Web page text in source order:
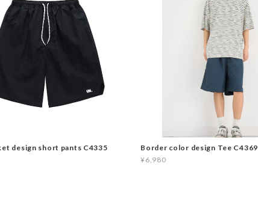
design short pants C4335
Border color design Tee C4369
¥6,980